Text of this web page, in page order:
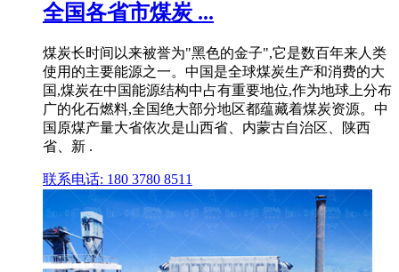
全国各省市煤炭 ...
煤炭长时间以来被誉为"黑色的金子",它是数百年来人类
使用的主要能源之一。中国是全球煤炭生产和消费的大
国,煤炭在中国能源结构中占有重要地位,作为地球上分布
广的化石燃料,全国绝大部分地区都蕴藏着煤炭资源。中
国原煤产量大省依次是山西省、内蒙古自治区、陕西
省、新 .
联系电话: 180 3780 8511